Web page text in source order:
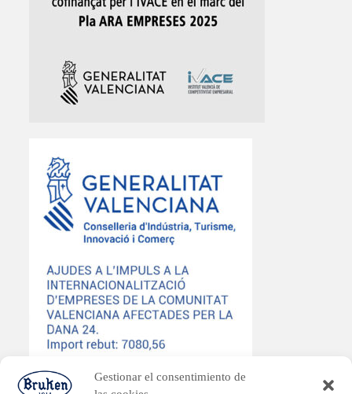
Gestionar el consentimiento de